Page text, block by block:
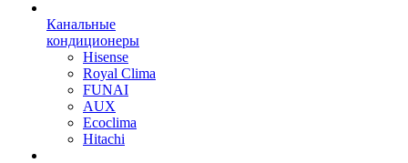
Канальные
кондиционеры
Hisense
Royal Clima
FUNAI
AUX
Ecoclima
Hitachi